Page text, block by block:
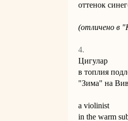
оттенок
(отличено в
4.
Цигулар
в топлия
"Зима" на
a violinist
in the warm